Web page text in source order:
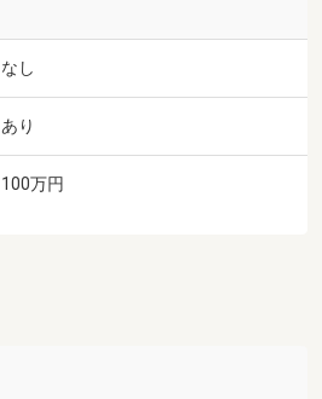
なし
あり
100万円